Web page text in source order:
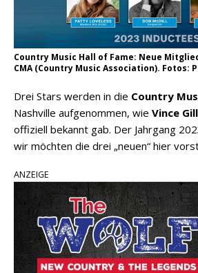
Country Music Hall of Fame: Neue
CMA (Country Music Association). Fotos:
Drei Stars werden in die Country
Nashville aufgenommen, wie Vince Gill
offiziell bekannt gab. Der Jahrgang
wir möchten die drei „neuen“ hier
ANZEIGE